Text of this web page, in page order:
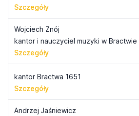
Szczegóły
Wojciech Znój
kantor i nauczyciel muzyki w Bractwie
Szczegóły
kantor Bractwa 1651
Szczegóły
Andrzej Jaśniewicz